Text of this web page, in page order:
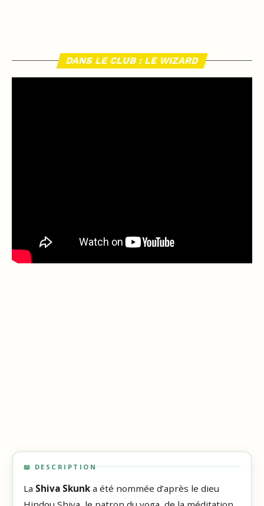
📖 DESCRIPTION
La Shiva Skunka été nommée d’après le dieu
DANS LE CLUB : LE WIZARD